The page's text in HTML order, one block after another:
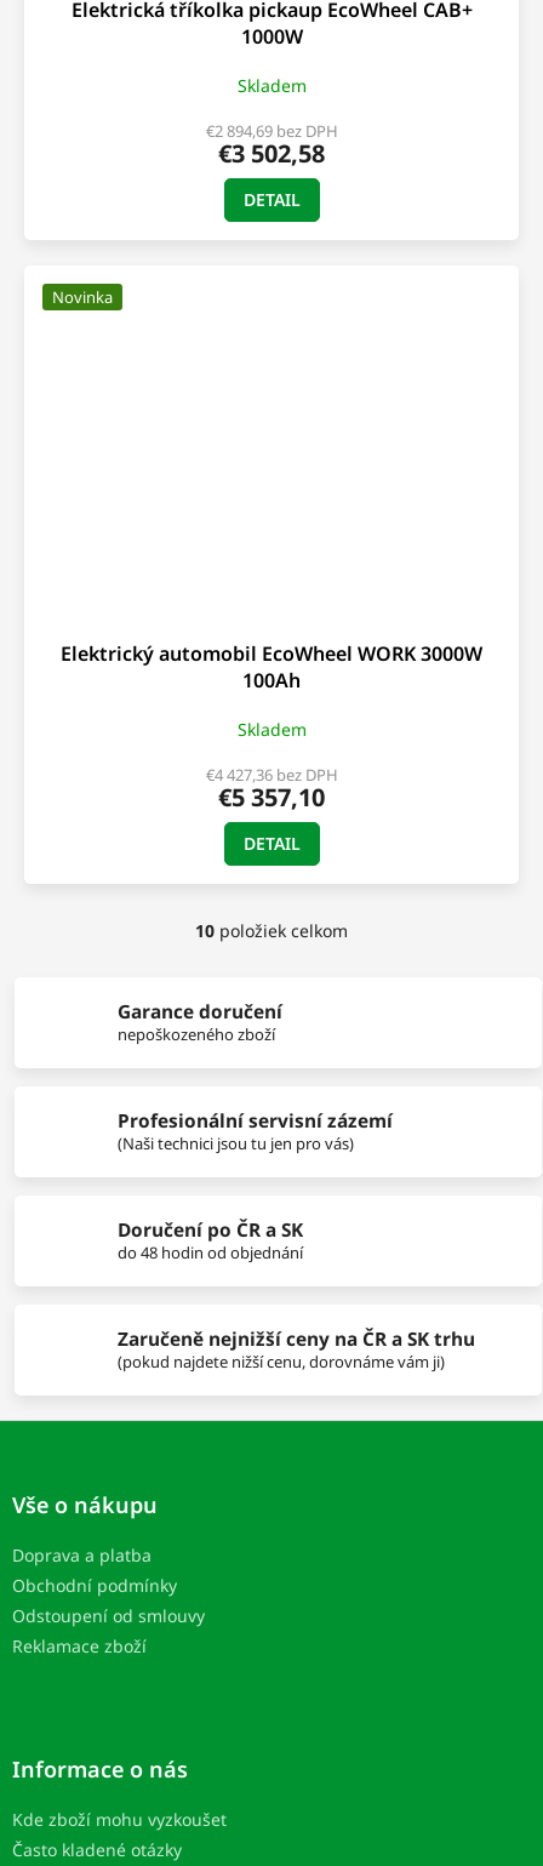
Elektrická tříkolka pickaup EcoWheel CAB+
1000W
Skladem
€2 894,69 bez DPH
€3 502,58
DETAIL
Novinka
Elektrický automobil EcoWheel WORK 3000W
100Ah
Skladem
€4 427,36 bez DPH
€5 357,10
DETAIL
O
á
d
c
e
p
y
v
ý
i
s
u
10 položiek celkom
Garance doručení
nepoškozeného zboží
Profesionální servisní zázemí
(Naši technici jsou tu jen pro vás)
Doručení po ČR a SK
do 48 hodin od objednání
Zaručeně nejnižší ceny na ČR a SK trhu
(pokud najdete nižší cenu, dorovnáme vám ji)
Z
Vše o nákupu
Doprava a platba
Obchodní podmínky
Odstoupení od smlouvy
Reklamace zboží
Informace o nás
Kde zboží mohu vyzkoušet
Často kladené otázky